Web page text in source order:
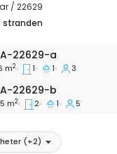
/ 22629
stranden
Stari Grad,
A-22629-a
m2 1 1 3
22629-b
A-22629-b
m2 2 1 5
(+2)